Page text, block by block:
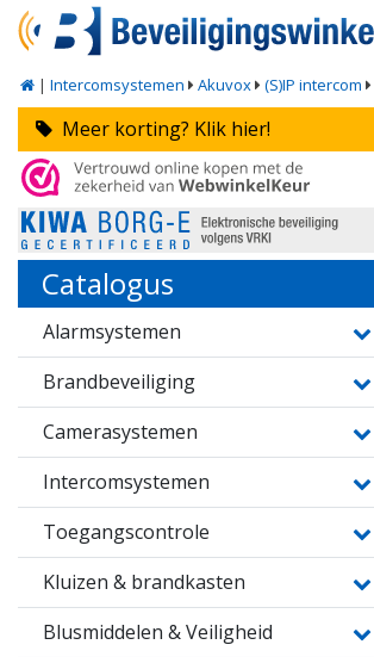
| Intercomsystemen Akuvox (S)IP intercom
Meer korting? Klik hier!
Catalogus
Alarmsystemen
Brandbeveiliging
Camerasystemen
Intercomsystemen
Toegangscontrole
Kluizen & brandkasten
Blusmiddelen & Veiligheid